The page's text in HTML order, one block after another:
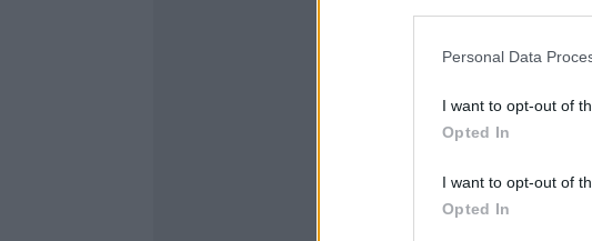
Personal Data
I want to opt-out of
Opted In
I want to opt-out of
Opted In